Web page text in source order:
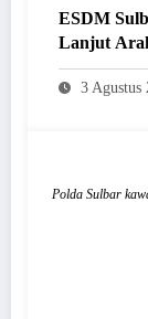
ESDM
Lanjut
Pelayanan
3 Agustus
Polda Sulbar